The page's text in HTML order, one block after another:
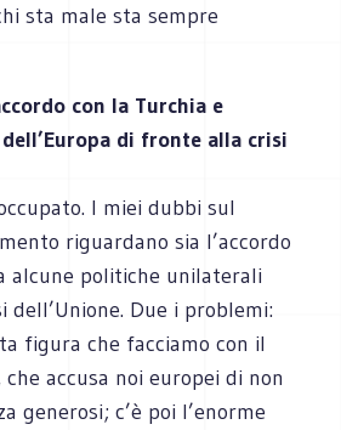
sta male sta sempre
con la Turchia e
di fronte alla crisi
I miei dubbi sul
riguardano sia l’accordo
alcune politiche unilaterali
dell’Unione. Due i problemi:
figura che facciamo con il
accusa noi europei di non
generosi; c’è poi l’enorme